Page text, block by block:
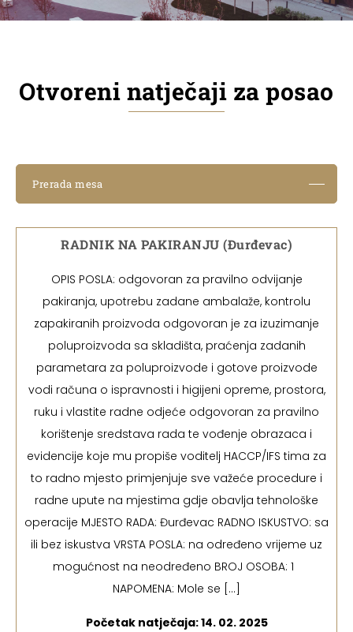
Otvoreni natječaji za posao
Prerada mesa
RADNIK NA PAKIRANJU (Đurđevac)
OPIS POSLA: odgovoran za pravilno odvijanje
pakiranja, upotrebu zadane ambalaže, kontrolu
zapakiranih proizvoda odgovoran je za izuzimanje
poluproizvoda sa skladišta, praćenja zadanih
parametara za poluproizvode i gotove proizvode
vodi računa o ispravnosti i higijeni opreme, prostora,
ruku i vlastite radne odjeće odgovoran za pravilno
korištenje sredstava rada te vođenje obrazaca i
evidencije koje mu propiše voditelj HACCP/IFS tima za
to radno mjesto primjenjuje sve važeće procedure i
radne upute na mjestima gdje obavlja tehnološke
operacije MJESTO RADA: Đurđevac RADNO ISKUSTVO: sa
ili bez iskustva VRSTA POSLA: na određeno vrijeme uz
mogućnost na neodređeno BROJ OSOBA: 1
NAPOMENA: Mole se […]
Početak natječaja:14. 02. 2025